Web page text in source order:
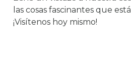
las cosas fascinantes que
¡Visítenos hoy mismo!